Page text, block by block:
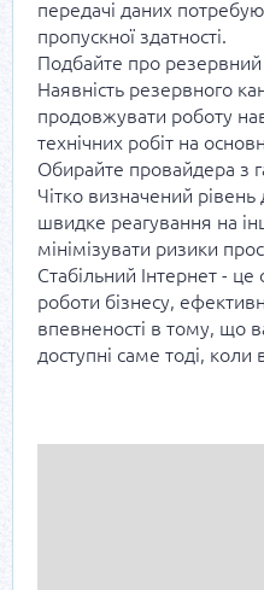
передачі даних
пропускної здатності.
Подбайте про
Наявність резервного
продовжувати роботу
технічних робіт на
Обирайте провайдера з
Чітко визначений рівень
швидке реагування на
мінімізувати ризики
Стабільний Інтернет -
роботи бізнесу,
впевненості в тому, що
доступні саме тоді,